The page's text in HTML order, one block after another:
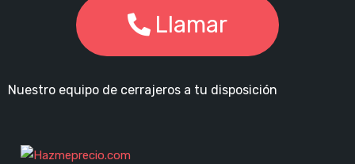
Llamar
Nuestro equipo de cerrajeros a tu disposición